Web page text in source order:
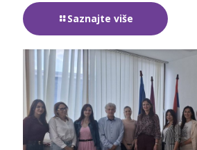
Saznajte više